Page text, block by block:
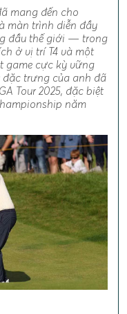
mang đến cho
màn trình diễn đầy
đầu thế giới — trong
ở vị trí T4 và một
game cực kỳ vững
đặc trưng của anh đã
Tour 2025, đặc biệt
năm